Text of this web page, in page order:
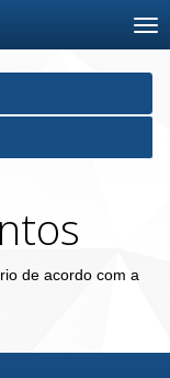
de acordo com a